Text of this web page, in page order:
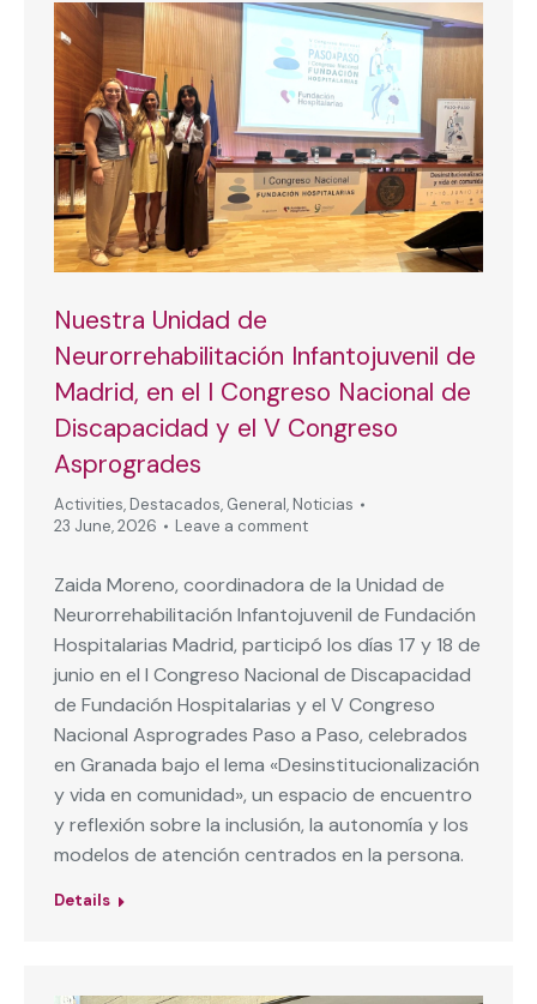
Nuestra Unidad de
Neurorrehabilitación Infantojuvenil de
Madrid, en el I Congreso Nacional de
Discapacidad y el V Congreso
Asprogrades
Activities, Destacados, General, Noticias
23 June, 2026
Leave a comment
Zaida Moreno, coordinadora de la Unidad de
Neurorrehabilitación Infantojuvenil de Fundación
Hospitalarias Madrid, participó los días 17 y 18 de
junio en el I Congreso Nacional de Discapacidad
de Fundación Hospitalarias y el V Congreso
Nacional Asprogrades Paso a Paso, celebrados
en Granada bajo el lema «Desinstitucionalización
y vida en comunidad», un espacio de encuentro
y reflexión sobre la inclusión, la autonomía y los
modelos de atención centrados en la persona.
Details